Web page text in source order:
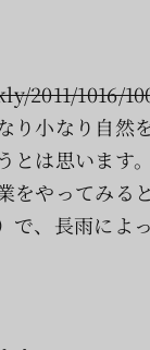
2011/1016/
り小なり自然
とは思います
やってみる
で、長雨によ